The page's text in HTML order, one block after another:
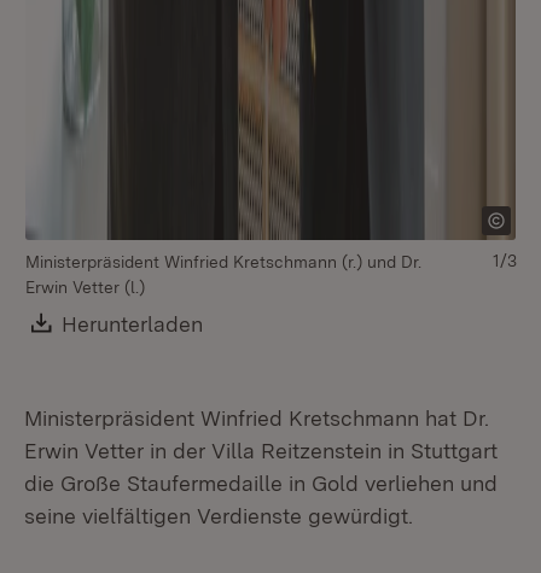
Ministerpräsident Winfried Kretschmann (r.) und Dr.
Erwin Vetter (l.)
Download:
Herunterladen
1/3
Ministerpräsident Winfried Kretschmann hat Dr.
Erwin Vetter in der Villa Reitzenstein in Stuttgart
die Große Staufermedaille in Gold verliehen und
seine vielfältigen Verdienste gewürdigt.